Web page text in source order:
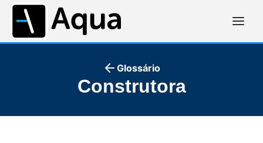
Glossário
Construtora